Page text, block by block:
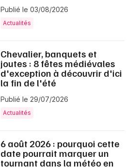
Publié le 03/08/2026
Actualités
Chevalier, banquets et
joutes : 8 fêtes médiévales
d'exception à découvrir d'ici
la fin de l'été
Publié le 29/07/2026
Actualités
6 août 2026 : pourquoi cette
date pourrait marquer un
tournant dans la météo en